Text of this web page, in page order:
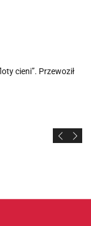
cieni”. Przewoził